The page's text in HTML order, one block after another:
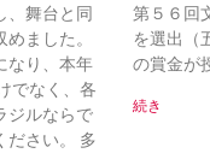
、舞台と同
ました。
なり、本年
でなく、各
ジルならで
ださい。 多
第５６回
を選出（
の賞金が
続き